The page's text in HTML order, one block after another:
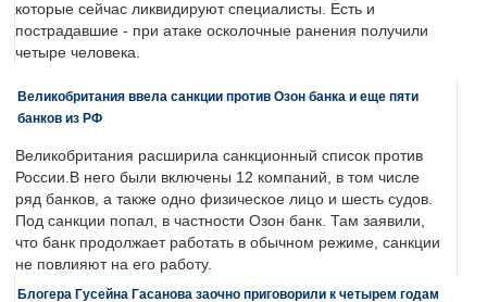
которые сейчас ликвидируют специалисты. Есть и
пострадавшие - при атаке осколочные ранения получили
четыре человека.
Великобритания ввела санкции против Озон банка и еще пяти
банков из РФ
Великобритания расширила санкционный список против
России.В него были включены 12 компаний, в том числе
ряд банков, а также одно физическое лицо и шесть судов.
Под санкции попал, в частности Озон банк. Там заявили,
что банк продолжает работать в обычном режиме, санкции
не повлияют на его работу.
Блогера Гусейна Гасанова заочно приговорили к четырем годам